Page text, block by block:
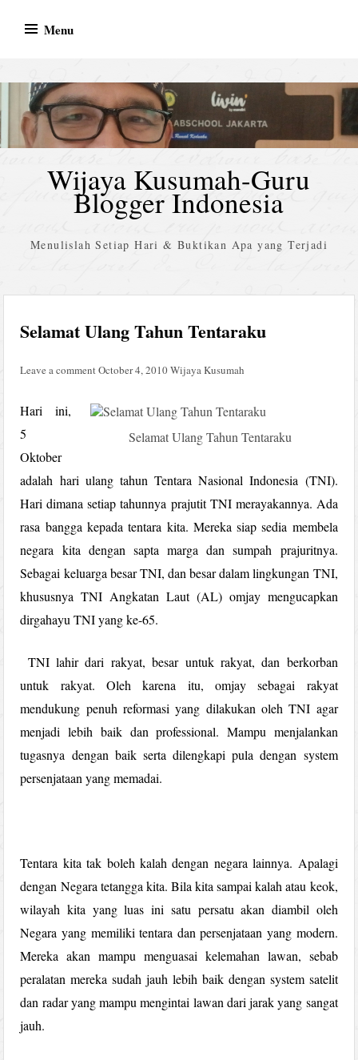
Menu
Wijaya Kusumah-Guru
Blogger Indonesia
Menulislah Setiap Hari & Buktikan Apa yang Terjadi
Selamat Ulang Tahun Tentaraku
Leave a comment October 4, 2010Wijaya Kusumah
Selamat Ulang Tahun Tentaraku
Hari ini,
5
Oktober
adalah hari ulang tahun Tentara Nasional Indonesia (TNI).
Hari dimana setiap tahunnya prajutit TNI merayakannya. Ada
rasa bangga kepada tentara kita. Mereka siap sedia membela
negara kita dengan sapta marga dan sumpah prajuritnya.
Sebagai keluarga besar TNI, dan besar dalam lingkungan TNI,
khususnya TNI Angkatan Laut (AL) omjay mengucapkan
dirgahayu TNI yang ke-65.
TNI lahir dari rakyat, besar untuk rakyat, dan berkorban
untuk rakyat. Oleh karena itu, omjay sebagai rakyat
mendukung penuh reformasi yang dilakukan oleh TNI agar
menjadi lebih baik dan professional. Mampu menjalankan
tugasnya dengan baik serta dilengkapi pula dengan system
persenjataan yang memadai.
Tentara kita tak boleh kalah dengan negara lainnya. Apalagi
dengan Negara tetangga kita. Bila kita sampai kalah atau keok,
wilayah kita yang luas ini satu persatu akan diambil oleh
Negara yang memiliki tentara dan persenjataan yang modern.
Mereka akan mampu menguasai kelemahan lawan, sebab
peralatan mereka sudah jauh lebih baik dengan system satelit
dan radar yang mampu mengintai lawan dari jarak yang sangat
jauh.